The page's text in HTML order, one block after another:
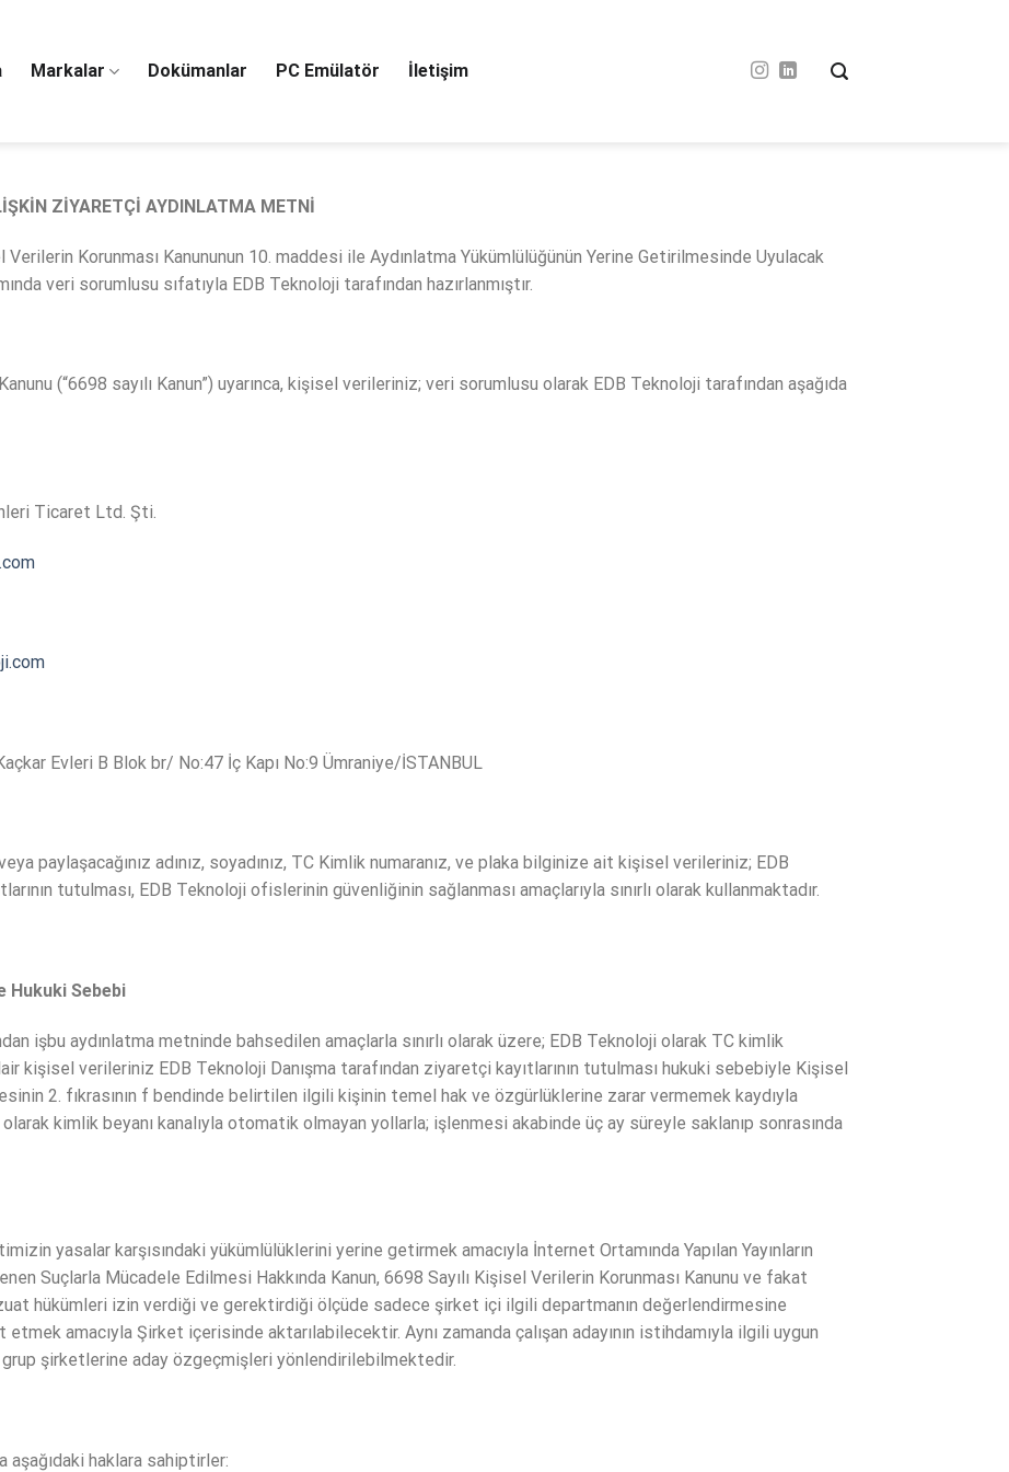
Markalar Dokümanlar PC Emülatör İletişim
ZİYARETÇİ AYDINLATMA METNİ
Verilerin Korunması Kanununun 10. maddesi ile Aydınlatma Yükümlülüğünün Yerine Getirilmesinde Uyulacak
veri sorumlusu sıfatıyla EDB Teknoloji tarafından hazırlanmıştır.
(“6698 sayılı Kanun”) uyarınca, kişisel verileriniz; veri sorumlusu olarak EDB Teknoloji tarafından aşağıda
Ticaret Ltd. Şti.
Evleri B Blok br/ No:47 İç Kapı No:9 Ümraniye/İSTANBUL
paylaşacağınız adınız, soyadınız, TC Kimlik numaranız, ve plaka bilginize ait kişisel verileriniz; EDB
tutulması, EDB Teknoloji ofislerinin güvenliğinin sağlanması amaçlarıyla sınırlı olarak kullanmaktadır.
Hukuki Sebebi
işbu aydınlatma metninde bahsedilen amaçlarla sınırlı olarak üzere; EDB Teknoloji olarak TC kimlik
kişisel verileriniz EDB Teknoloji Danışma tarafından ziyaretçi kayıtlarının tutulması hukuki sebebiyle Kişisel
2. fıkrasının f bendinde belirtilen ilgili kişinin temel hak ve özgürlüklerine zarar vermemek kaydıyla
kimlik beyanı kanalıyla otomatik olmayan yollarla; işlenmesi akabinde üç ay süreyle saklanıp sonrasında
yasalar karşısındaki yükümlülüklerini yerine getirmek amacıyla İnternet Ortamında Yapılan Yayınların
Suçlarla Mücadele Edilmesi Hakkında Kanun, 6698 Sayılı Kişisel Verilerin Korunması Kanunu ve fakat
hükümleri izin verdiği ve gerektirdiği ölçüde sadece şirket içi ilgili departmanın değerlendirmesine
amacıyla Şirket içerisinde aktarılabilecektir. Aynı zamanda çalışan adayının istihdamıyla ilgili uygun
şirketlerine aday özgeçmişleri yönlendirilebilmektedir.
aşağıdaki haklara sahiptirler: